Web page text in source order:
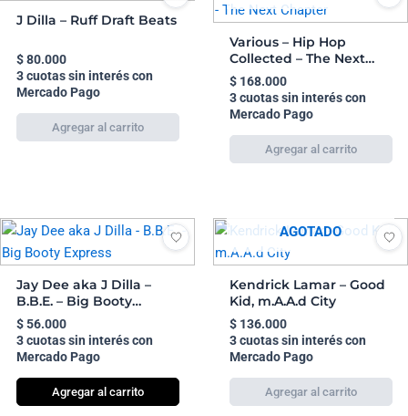
J Dilla – Ruff Draft Beats
$80.000
3 cuotas sin interés con
Mercado Pago
Various – Hip Hop
Collected – The Next
Chapter
$168.000
3 cuotas sin interés con
Mercado Pago
Jay Dee aka J Dilla –
B.B.E. – Big Booty
Express
$56.000
3 cuotas sin interés con
Mercado Pago
Agregar al carrito
AGOTADO
Kendrick Lamar – Good
Kid, m.A.A.d City
$136.000
3 cuotas sin interés con
Mercado Pago